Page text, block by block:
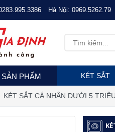
Hà Nội: 0969.5262.79
PHẨM KÉT SẮT
KÉT SẮT CÁ NHÂN DƯỚI 5 TRIỆU